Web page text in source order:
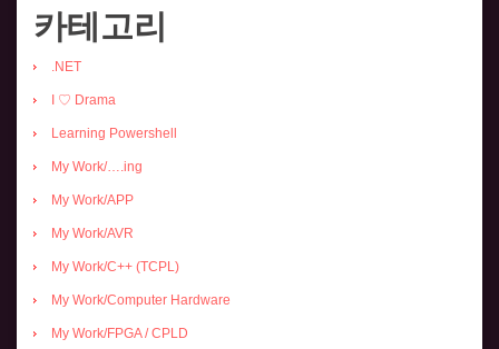
카테고리
.NET
I ♡ Drama
Learning Powershell
My Work/….ing
My Work/APP
My Work/AVR
My Work/C++ (TCPL)
My Work/Computer Hardware
My Work/FPGA / CPLD